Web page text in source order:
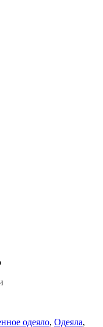
одеяло, Одеяла,